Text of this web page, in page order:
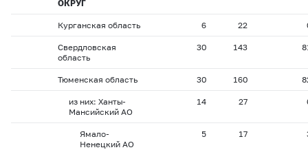
ОКРУГ
Курганская область 6 22
Свердловская
область
30 143
Тюменская область 30 160
из них: Ханты-
Мансийский АО
14 27
Ямало-
Ненецкий АО
5 17